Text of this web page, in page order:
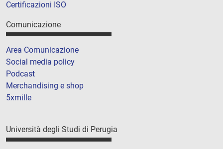
Certificazioni ISO
Comunicazione
Area Comunicazione
Social media policy
Podcast
Merchandising e shop
5xmille
Università degli Studi di Perugia